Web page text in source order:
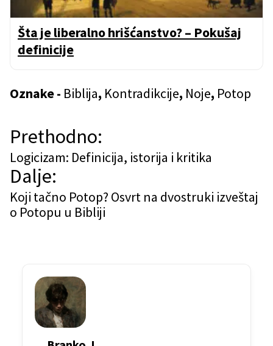
Šta je liberalno hrišćanstvo? – Pokušaj
definicije
Oznake - Biblija, Kontradikcije, Noje, Potop
N
a
v
i
Prethodno:
Logicizam: Definicija, istorija i kritika
Dalje:
Koji tačno Potop? Osvrt na dvostruki izveštaj
o Potopu u Bibliji